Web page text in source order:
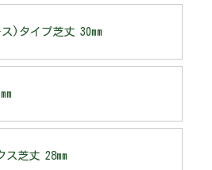
)タイプ芝丈 30mm
ス芝丈 28mm